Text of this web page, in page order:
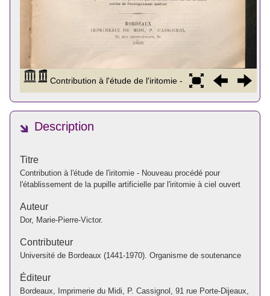
Description
Titre
Contribution à l'étude de l'iritomie - Nouveau procédé pour
l'établissement de la pupille artificielle par l'iritomie à ciel ouvert
Auteur
Dor, Marie-Pierre-Victor.
Contributeur
Université de Bordeaux (1441-1970). Organisme de soutenance
Éditeur
Bordeaux, Imprimerie du Midi, P. Cassignol, 91 rue Porte-Dijeaux,